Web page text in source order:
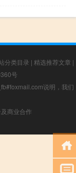
分类目录 | 精选推荐文章 |
号
说明，我们
商业合作